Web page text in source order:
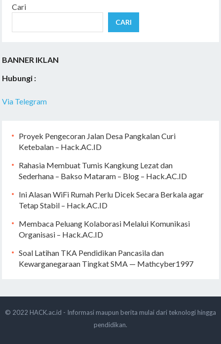
Cari
CARI
BANNER IKLAN
Hubungi :
Via Telegram
Proyek Pengecoran Jalan Desa Pangkalan Curi
Ketebalan – Hack.AC.ID
Rahasia Membuat Tumis Kangkung Lezat dan
Sederhana – Bakso Mataram – Blog – Hack.AC.ID
Ini Alasan WiFi Rumah Perlu Dicek Secara Berkala agar
Tetap Stabil – Hack.AC.ID
Membaca Peluang Kolaborasi Melalui Komunikasi
Organisasi – Hack.AC.ID
Soal Latihan TKA Pendidikan Pancasila dan
Kewarganegaraan Tingkat SMA — Mathcyber1997
© 2022 HACK.ac.id - Informasi maupun berita mulai dari teknologi hingga
pendidikan.